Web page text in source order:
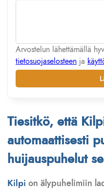
Arvostelun lähettämällä
tietosuojaselosteen ja
Tiesitkö, että
automaattisesti
huijauspuhelut
Kilpi on älypuhelimiin